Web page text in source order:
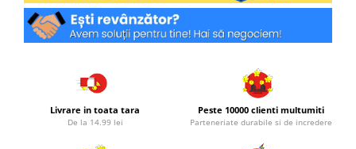
Livrare in toata tara
De la 14.99 lei
Peste 10000 clienti multumiti
Parteneriate durabile si de incredere